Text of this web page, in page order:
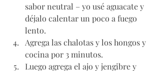
sabor neutral – yo usé aguacate y
déjalo calentar un poco a fuego
lento.
Agrega las chalotas y los hongos y
cocina por 3 minutos.
Luego agrega el ajo y jengibre y